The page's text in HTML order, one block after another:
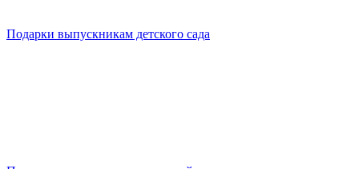
Подарки выпускникам детского сада